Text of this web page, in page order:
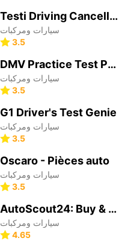
Testi Driving Cancellations UK
سيارات ومركبات
3.5
DMV Practice Test Permit Genie
سيارات ومركبات
3.5
G1 Driver's Test Genie
سيارات ومركبات
3.5
Oscaro - Pièces auto
سيارات ومركبات
3.5
AutoScout24: Buy & sell cars
سيارات ومركبات
4.65